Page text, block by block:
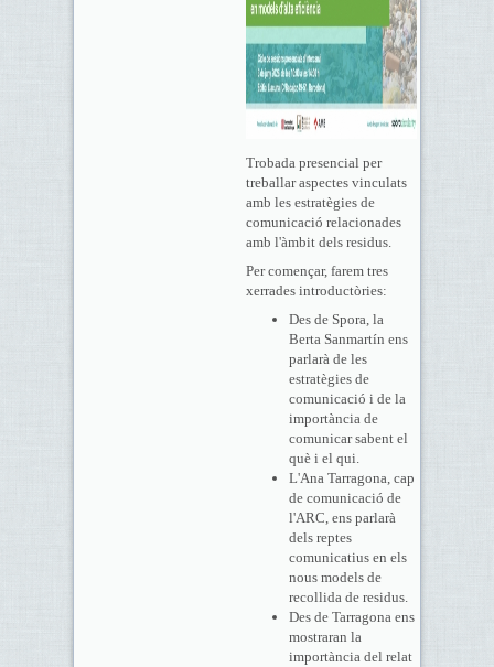
Trobada presencial per
treballar aspectes vinculats
amb les estratègies de
comunicació relacionades
amb l'àmbit dels residus.
Per començar, farem tres
xerrades introductòries:
Des de Spora, la
Berta Sanmartín ens
parlarà de les
estratègies de
comunicació i de la
importància de
comunicar sabent el
què i el qui.
L'Ana Tarragona, cap
de comunicació de
l'ARC, ens parlarà
dels reptes
comunicatius en els
nous models de
recollida de residus.
Des de Tarragona ens
mostraran la
importància del relat